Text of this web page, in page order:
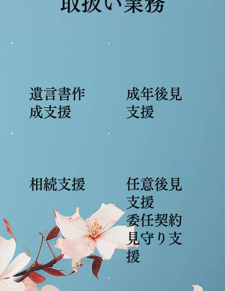
遺言書作
成支援
成年後見
支援
相続支援
任意後見
支援
委任契約
見守り支
援